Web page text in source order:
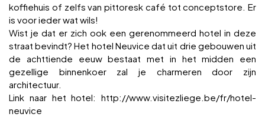
koffiehuis of zelfs van pittoresk café tot conceptstore. Er
is voor ieder wat wils!
Wist je dat er zich ook een gerenommeerd hotel in deze
straat bevindt? Het hotel Neuvice dat uit drie gebouwen uit
de achttiende eeuw bestaat met in het midden een
gezellige binnenkoer zal je charmeren door zijn
architectuur.
Link naar het hotel: http://www.visitezliege.be/fr/hotel-
neuvice